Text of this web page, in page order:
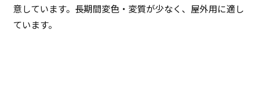
意しています。長期間変色・変質が少なく、屋外用に適し
ています。